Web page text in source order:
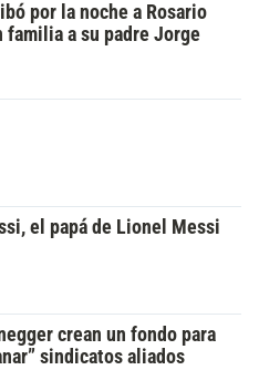
por la noche a Rosario
familia a su padre Jorge
el papá de Lionel Messi
crean un fondo para
sindicatos aliados